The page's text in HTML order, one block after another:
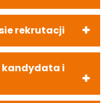
rekrutacji
kandydata i